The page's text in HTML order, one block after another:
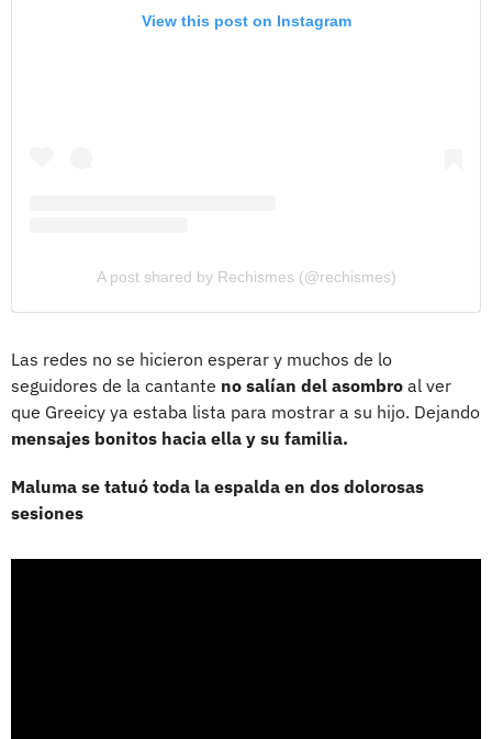
View this post on Instagram
A post shared by Rechismes (@rechismes)
Las redes no se hicieron esperar y muchos de lo
seguidores de la cantante no salían del asombro al ver
que Greeicy ya estaba lista para mostrar a su hijo. Dejando
mensajes bonitos hacia ella y su familia.
Maluma se tatuó toda la espalda en dos dolorosas
sesiones